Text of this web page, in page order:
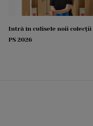
Intră în culisele noii colecții
PS 2026